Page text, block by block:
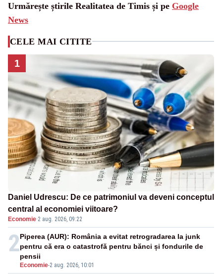
Urmărește știrile Realitatea de Timis și pe Google
News
CELE MAI CITITE
1
Daniel Udrescu: De ce patrimoniul va deveni conceptul
central al economiei viitoare?
Economie·2 aug. 2026, 09:22
2
Economie-2 aug. 2026, 10:01
Piperea (AUR): România a evitat retrogradarea la junk
pentru că era o catastrofă pentru bănci și fondurile de
pensii